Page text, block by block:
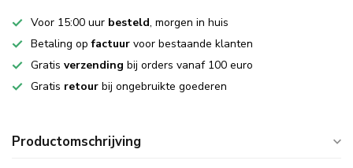
Voor 15:00 uur besteld, morgen in huis
Betaling opfactuur voor bestaande klanten
Gratis verzending bij orders vanaf 100 euro
Gratis retour bij ongebruikte goederen
Productomschrijving